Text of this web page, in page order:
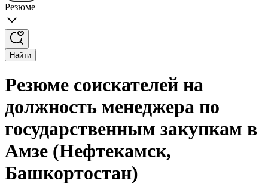
Резюме
Найти
Резюме соискателей на
должность менеджера по
государственным закупкам в
Амзе (Нефтекамск,
Башкортостан)